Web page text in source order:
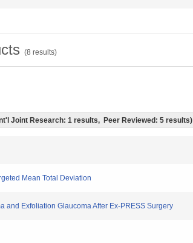
(8 results)
Joint Research: 1 results, Peer Reviewed: 5 results)
Mean Total Deviation
and Exfoliation Glaucoma After Ex-PRESS Surgery